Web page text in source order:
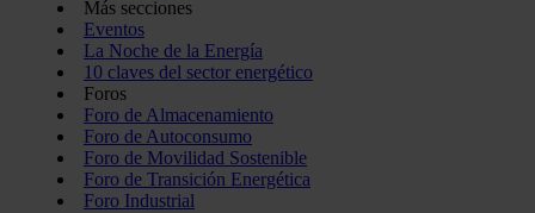
Más secciones
Eventos
La Noche de la Energía
10 claves del sector energético
Foros
Foro de Almacenamiento
Foro de Autoconsumo
Foro de Movilidad Sostenible
Foro de Transición Energética
Foro Industrial